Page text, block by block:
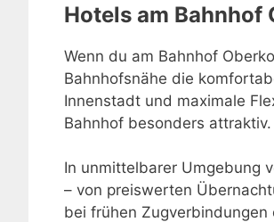
Hotels am Bahnhof
Wenn du am Bahnhof
Bahnhofsnähe die
Innenstadt und maximale
Bahnhof besonders attraktiv.
In unmittelbarer Umgebung
– von preiswerten
bei frühen